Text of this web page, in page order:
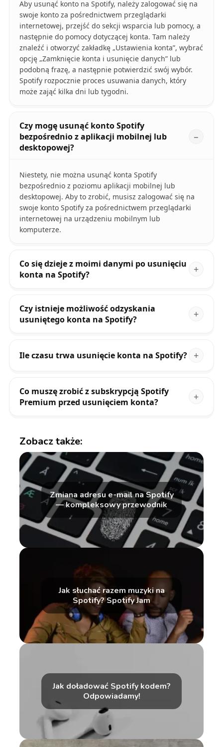
Aby usunąć konto na Spotify, należy zalogować się na
swoje konto za pośrednictwem przeglądarki
internetowej, przejść do sekcji wsparcia lub pomocy, a
następnie do pomocy dotyczącej konta. Tam należy
znaleźć i otworzyć zakładkę „Ustawienia konta”, wybrać
opcję „Zamknięcie konta i usunięcie danych” lub
podobną frazę, a następnie potwierdzić swój wybór.
Spotify rozpocznie proces usuwania danych, który
może zająć kilka dni lub tygodni.
Czy mogę usunąć konto Spotify
bezpośrednio z aplikacji mobilnej lub
desktopowej?
Niestety, nie można usunąć konta Spotify
bezpośrednio z poziomu aplikacji mobilnej lub
desktopowej. Aby to zrobić, musisz zalogować się na
swoje konto Spotify za pośrednictwem przeglądarki
internetowej na urządzeniu mobilnym lub
komputerze.
Co się dzieje z moimi danymi po usunięciu
konta na Spotify?
Czy istnieje możliwość odzyskania
usuniętego konta na Spotify?
Ile czasu trwa usunięcie konta na Spotify?
Co muszę zrobić z subskrypcją Spotify
Premium przed usunięciem konta?
Zobacz także:
Zmiana adresu e-mail na Spotify
— kompleksowy przewodnik
Jak słuchać razem muzyki na
Spotify? Spotify Jam
Jak doładować Spotify kodem?
Odpowiadamy!